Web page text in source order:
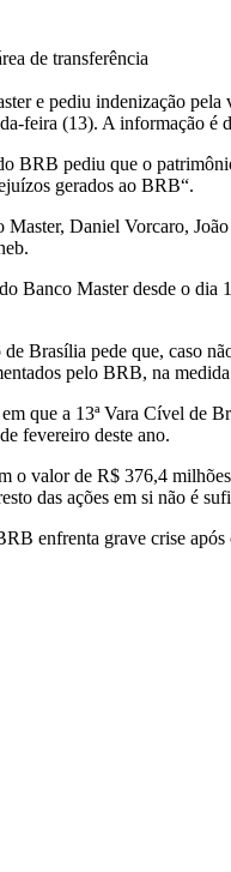
de transferência
e pediu indenização
feira (13). A informação é
BRB pediu que o
gerados ao BRB“.
Master, Daniel Vorcaro,
Banco Master desde o dia
Brasília pede que, caso
pelo BRB, na
que a 13ª Vara Cível de
fevereiro deste ano.
o valor de R$ 376,4
das ações em si não é
enfrenta grave crise